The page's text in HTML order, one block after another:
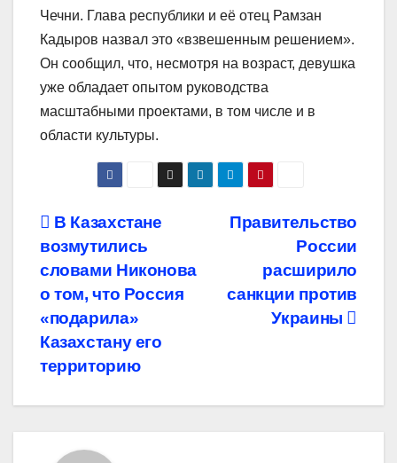
Чечни. Глава республики и её отец Рамзан
Кадыров назвал это «взвешенным решением».
Он сообщил, что, несмотря на возраст, девушка
уже обладает опытом руководства
масштабными проектами, в том числе и в
области культуры.
Навигация
по
записям
Правительство
России
расширило
санкции против
Украины
В Казахстане
возмутились
словами Никонова
о том, что Россия
«подарила»
Казахстану его
территорию